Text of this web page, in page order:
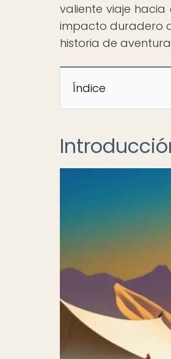
valiente viaje hacia
impacto duradero
historia de
Índice